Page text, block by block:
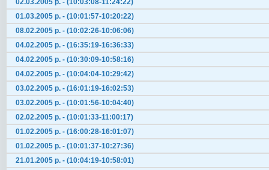
02.03.2005 р. - (10:03:08-11:24:22)
01.03.2005 р. - (10:01:57-10:20:22)
08.02.2005 р. - (10:02:26-10:06:06)
04.02.2005 р. - (16:35:19-16:36:33)
04.02.2005 р. - (10:30:09-10:58:16)
04.02.2005 р. - (10:04:04-10:29:42)
03.02.2005 р. - (16:01:19-16:02:53)
03.02.2005 р. - (10:01:56-10:04:40)
02.02.2005 р. - (10:01:33-11:00:17)
01.02.2005 р. - (16:00:28-16:01:07)
01.02.2005 р. - (10:01:37-10:27:36)
21.01.2005 р. - (10:04:19-10:58:01)